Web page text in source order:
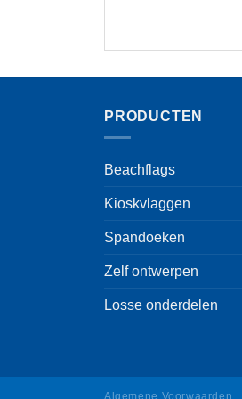
PRODUCTEN
Beachflags
Kioskvlaggen
Spandoeken
Zelf ontwerpen
Losse onderdelen
Algemene Voorwaarden